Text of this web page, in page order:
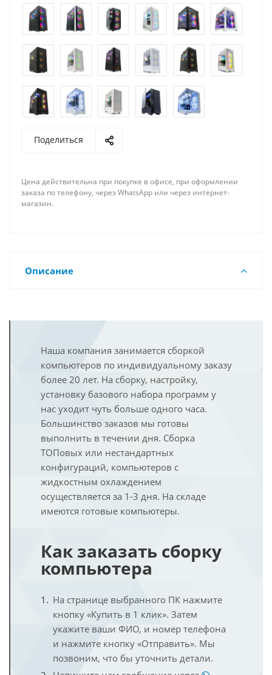
Поделиться
Цена действительна при покупке в офисе, при оформлении
заказа по телефону, через WhatsApp или через интернет-
магазин.
Описание
Наша компания занимается сборкой
компьютеров по индивидуальному заказу
более 20 лет. На сборку, настройку,
установку базового набора программ у
нас уходит чуть больше одного часа.
Большинство заказов мы готовы
выполнить в течении дня. Сборка
ТОПовых или нестандартных
конфигураций, компьютеров с
жидкостным охлаждением
осуществляется за 1-3 дня. На складе
имеются готовые компьютеры.
Как заказать сборку
компьютера
На странице выбранного ПК нажмите
кнопку «Купить в 1 клик». Затем
укажите ваши ФИО, и номер телефона
и нажмите кнопку «Отправить». Мы
позвоним, что бы уточнить детали.